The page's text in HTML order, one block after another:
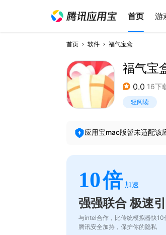
首页 游
首页 软件 福气宝盒
福气宝
0.0 16下
轻阅读
应用宝mac版暂未适配该
10倍 加速
强强联合 极速
与intel合作，比传统模拟器快10
腾讯安全加持，保护你的隐私